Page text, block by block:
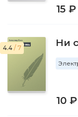
15 ₽
4.4 / 7 Ни
10 ₽